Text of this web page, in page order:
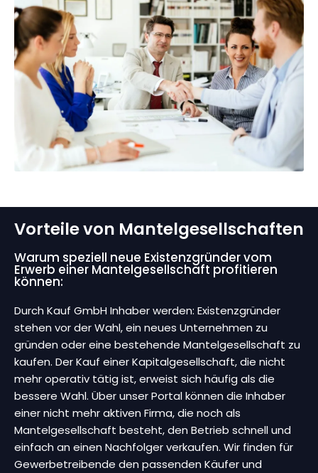
Vorteile von Mantelgesellschaften
Warum speziell neue Existenzgründer vom
Erwerb einer Mantelgesellschaft profitieren
können:
Durch Kauf GmbH Inhaber werden: Existenzgründer
stehen vor der Wahl, ein neues Unternehmen zu
gründen oder eine bestehende Mantelgesellschaft zu
kaufen. Der Kauf einer Kapitalgesellschaft, die nicht
mehr operativ tätig ist, erweist sich häufig als die
bessere Wahl. Über unser Portal können die Inhaber
einer nicht mehr aktiven Firma, die noch als
Mantelgesellschaft besteht, den Betrieb schnell und
einfach an einen Nachfolger verkaufen. Wir finden für
Gewerbetreibende den passenden Käufer und